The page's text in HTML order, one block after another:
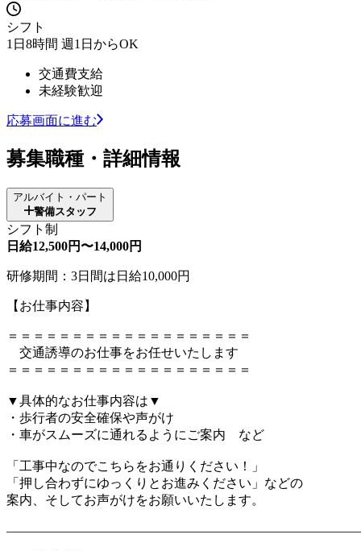
シフト
1日8時間 週1日からOK
交通費支給
未経験歓迎
応募画面に進む
募集職種・詳細情報
アルバイト・パート
警備スタッフ
シフト制
日給12,500円〜14,000円
研修期間：3日間は日給10,000円
【お仕事内容】
＝＝＝＝＝＝＝＝＝＝＝＝＝＝＝＝＝＝＝
交通誘導のお仕事をお任せいたします
＝＝＝＝＝＝＝＝＝＝＝＝＝＝＝＝＝＝＝
▼具体的なお仕事内容は▼
・歩行者の安全確保や声がけ
・車がスムーズに通れるようにご案内 など
「工事中なのでこちらをお通りください！」
「押し合わずにゆっくりとお進みください」などの
案内、そしてお声がけをお願いいたします。